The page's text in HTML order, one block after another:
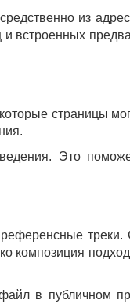
из
и встроенных
страницы
Это
треки.
композиция
в публичном